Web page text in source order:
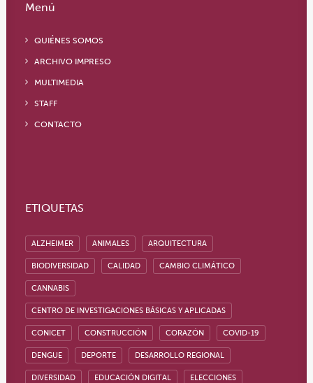
Menú
QUIÉNES SOMOS
ARCHIVO IMPRESO
MULTIMEDIA
STAFF
CONTACTO
ETIQUETAS
ALZHEIMER ANIMALES ARQUITECTURA
BIODIVERSIDAD CALIDAD CAMBIO CLIMÁTICO
CANNABIS
CENTRO DE INVESTIGACIONES BÁSICAS Y APLICADAS
CONICET CONSTRUCCIÓN CORAZÓN COVID-19
DENGUE DEPORTE DESARROLLO REGIONAL
DIVERSIDAD EDUCACIÓN DIGITAL ELECCIONES